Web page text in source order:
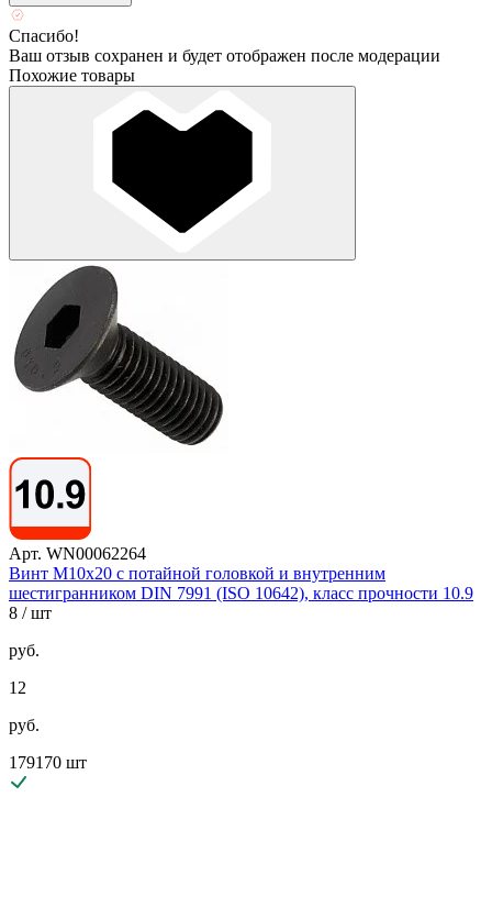
Спасибо!
Ваш отзыв сохранен и будет отображен после модерации
Похожие товары
Арт. WN00062264
Винт М10х20 с потайной головкой и внутренним
шестигранником DIN 7991 (ISO 10642), класс прочности 10.9
8 / шт
руб.
12
руб.
179170 шт